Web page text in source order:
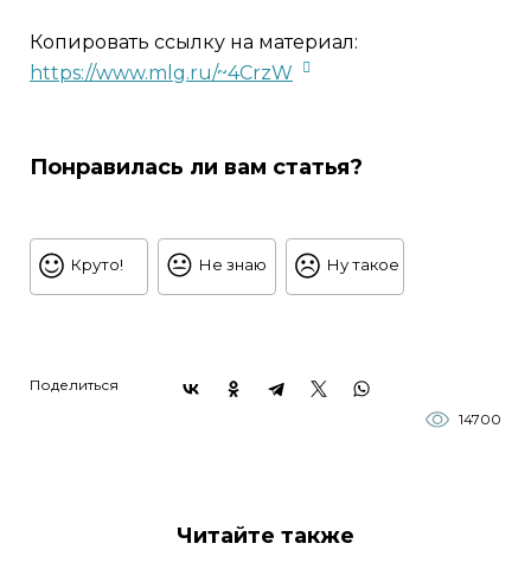
Копировать ссылку на материал:
https://www.mlg.ru/~4CrzW
Понравилась ли вам статья?
Круто! Не знаю Ну такое
Поделиться
14700
Читайте также